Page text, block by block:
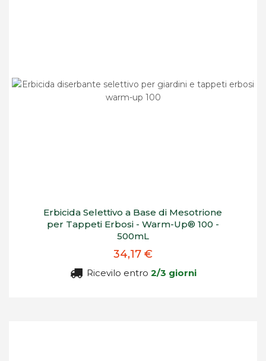
Erbicida Selettivo a Base di Mesotrione
per Tappeti Erbosi - Warm-Up® 100 -
500mL
34,17 €
Ricevilo entro 2/3 giorni